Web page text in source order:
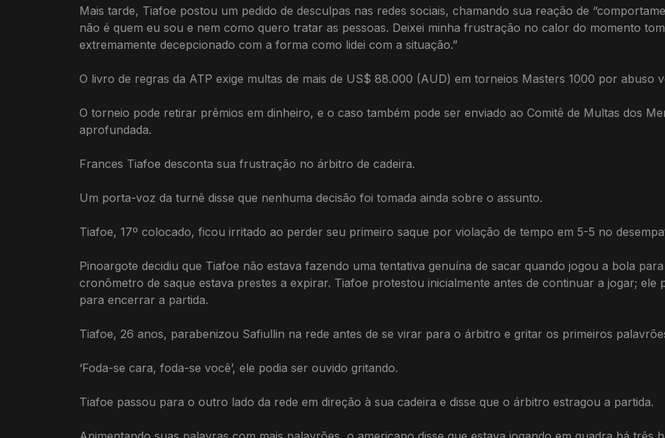
Mais tarde, Tiafoe postou um pedido de desculpas nas redes sociais, chamando sua reação de
não é quem eu sou e nem como quero tratar as pessoas. Deixei minha frustração no calor do momento
extremamente decepcionado com a forma como lidei com a situação.”
O livro de regras da ATP exige multas de mais de US$ 88.000 (AUD) em torneios Masters 1000 por abuso
O torneio pode retirar prêmios em dinheiro, e o caso também pode ser enviado ao Comitê de Multas dos
aprofundada.
Frances Tiafoe desconta sua frustração no árbitro de cadeira.
Um porta-voz da turnê disse que nenhuma decisão foi tomada ainda sobre o assunto.
Tiafoe, 17º colocado, ficou irritado ao perder seu primeiro saque por violação de tempo em 5-5 no
Pinoargote decidiu que Tiafoe não estava fazendo uma tentativa genuína de sacar quando jogou a bola
cronômetro de saque estava prestes a expirar. Tiafoe protestou inicialmente antes de continuar a jogar; ele
para encerrar a partida.
Tiafoe, 26 anos, parabenizou Safiullin na rede antes de se virar para o árbitro e gritar os primeiros
‘Foda-se cara, foda-se você’, ele podia ser ouvido gritando.
Tiafoe passou para o outro lado da rede em direção à sua cadeira e disse que o árbitro estragou a partida.